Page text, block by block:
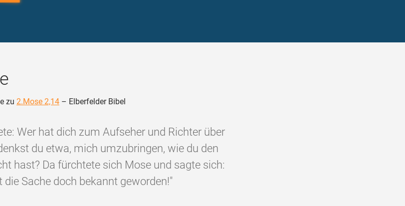
zu 2.Mose 2,14 – Elberfelder Bibel
Wer hat dich zum Aufseher und Richter über
du etwa, mich umzubringen, wie du den
hast? Da fürchtete sich Mose und sagte sich:
die Sache doch bekannt geworden!"